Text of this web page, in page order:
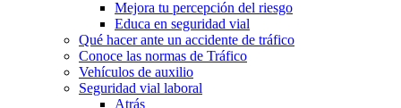
Mejora tu percepción del riesgo
Educa en seguridad vial
Qué hacer ante un accidente de tráfico
Conoce las normas de Tráfico
Vehículos de auxilio
Seguridad vial laboral
Atrás